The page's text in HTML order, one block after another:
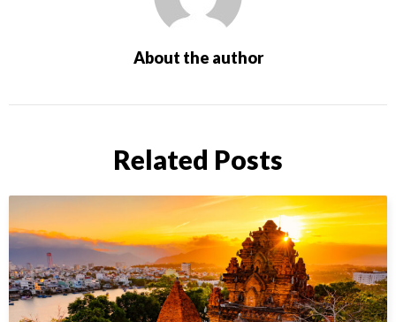
About the author
Related Posts